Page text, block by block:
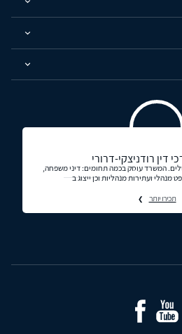
דין רודניצקי-דרורי
המשרד עוסק בכמה תחומים: דיני משפחה,
מנהלי ועתירות מנהליות וכן ייצוג ב
תכירו יותר